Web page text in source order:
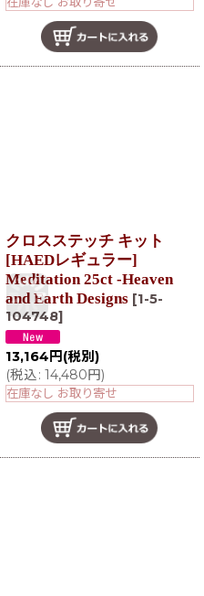
クロスステッチ キット
[HAEDレギュラー]
Meditation 25ct -Heaven
and Earth Designs [1-5-
104748]
13,164 円 (税別)
(税込: 14,480円)
在庫なし お取り寄せ